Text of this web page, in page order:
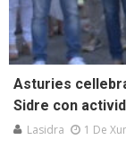
Asturies
Sidre con
Lasidra 1 De